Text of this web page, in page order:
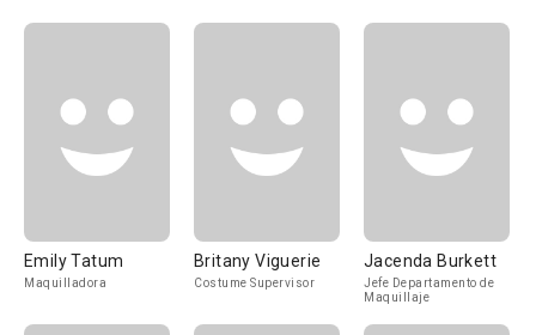
Emily Tatum
Maquilladora
Britany Viguerie
Costume Supervisor
Jacenda Burkett
Jefe Departamento de
Maquillaje